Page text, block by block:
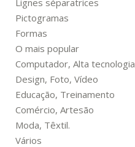
Pictogramas
Formas
O mais popular
Computador, Alta tecnologia
Design, Foto, Vídeo
Educação, Treinamento
Comércio, Artesão
Moda, Têxtil.
Vários